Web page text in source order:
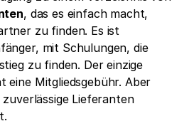
, das es einfach macht,
zu finden. Es ist
mit Schulungen, die
zu finden. Der einzige
eine Mitgliedsgebühr. Aber
Lieferanten